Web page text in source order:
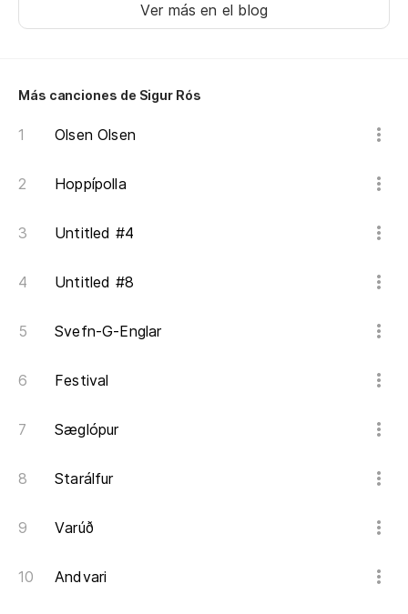
Ver más en el blog
Más canciones de Sigur Rós
Olsen Olsen
Hoppípolla
Untitled #4
Untitled #8
Svefn-G-Englar
Festival
Sæglópur
Starálfur
Varúð
Andvari